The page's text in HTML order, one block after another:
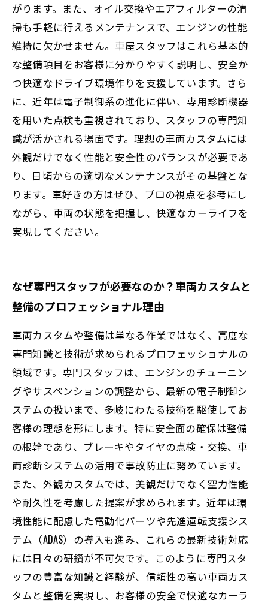
がります。また、オイル交換やエアフィルターの清
掃も手軽に行えるメンテナンスで、エンジンの性能
維持に欠かせません。車屋スタッフはこれら基本的
な整備項目をお客様に分かりやすく説明し、安全か
つ快適なドライブ環境作りを支援しています。さら
に、近年は電子制御系の進化に伴い、専用診断機器
を用いた点検も重視されており、スタッフの専門知
識が活かされる場面です。理想の車両カスタムには
外観だけでなく性能と安全性のバランスが必要であ
り、日頃からの適切なメンテナンスがその基盤とな
ります。車好きの方はぜひ、プロの視点を参考にし
ながら、車両の状態を把握し、快適なカーライフを
実現してください。
なぜ専門スタッフが必要なのか？車両カスタムと
整備のプロフェッショナル理由
車両カスタムや整備は単なる作業ではなく、高度な
専門知識と技術が求められるプロフェッショナルの
領域です。専門スタッフは、エンジンのチューニン
グやサスペンションの調整から、最新の電子制御シ
ステムの扱いまで、多岐にわたる技術を駆使してお
客様の理想を形にします。特に安全面の確保は整備
の根幹であり、ブレーキやタイヤの点検・交換、車
両診断システムの活用で事故防止に努めています。
また、外観カスタムでは、美観だけでなく空力性能
や耐久性を考慮した提案が求められます。近年は環
境性能に配慮した電動化パーツや先進運転支援シス
テム（ADAS）の導入も進み、これらの最新技術対応
には日々の研鑽が不可欠です。このように専門スタ
ッフの豊富な知識と経験が、信頼性の高い車両カス
タムと整備を実現し、お客様の安全で快適なカーラ